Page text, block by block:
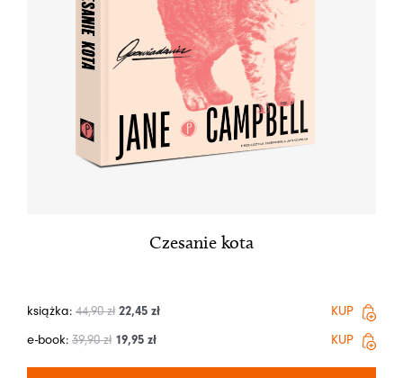
Czesanie kota
książka: 44,90zł 22,45 zł
KUP
e-book: 39,90zł 19,95 zł KUP